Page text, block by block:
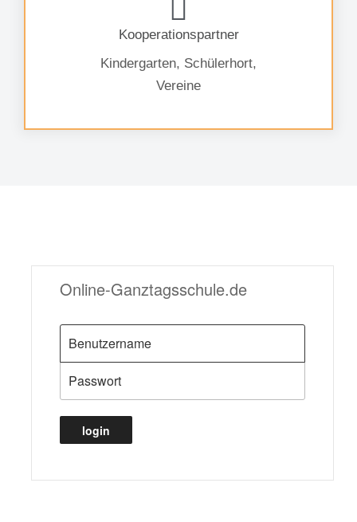
Kooperationspartner
Kindergarten, Schülerhort,
Vereine
Online-Ganztagsschule.de
login